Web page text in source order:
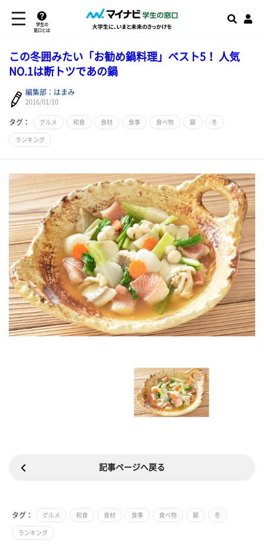
学生の
窓口とは
この冬囲みたい「お勧め鍋料理」ベスト5！ 人気
NO.1は断トツであの鍋
編集部：はまみ
2016/01/10
タグ： グルメ 和食 食材 食事 食べ物 鍋 冬
ランキング
記事ページへ戻る
タグ： グルメ 和食 食材 食事 食べ物 鍋 冬
ランキング